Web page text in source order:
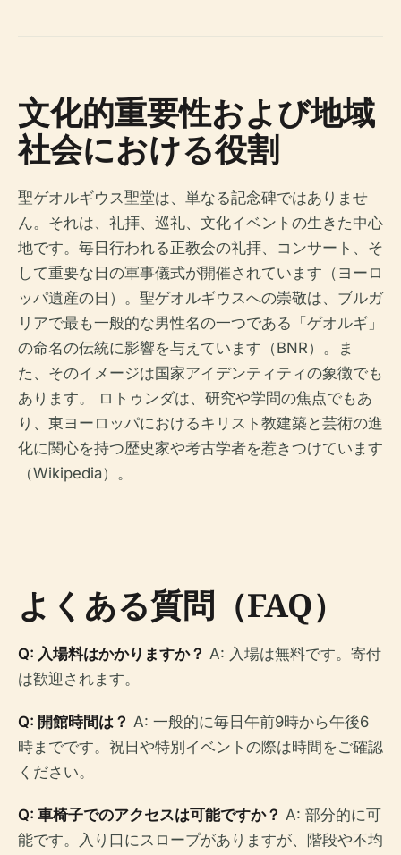
文化的重要性および地域
社会における役割
聖ゲオルギウス聖堂は、単なる記念碑ではありませ
ん。それは、礼拝、巡礼、文化イベントの生きた中心
地です。毎日行われる正教会の礼拝、コンサート、そ
して重要な日の軍事儀式が開催されています（ヨーロ
ッパ遺産の日）。聖ゲオルギウスへの崇敬は、ブルガ
リアで最も一般的な男性名の一つである「ゲオルギ」
の命名の伝統に影響を与えています（BNR）。ま
た、そのイメージは国家アイデンティティの象徴でも
あります。 ロトゥンダは、研究や学問の焦点でもあ
り、東ヨーロッパにおけるキリスト教建築と芸術の進
化に関心を持つ歴史家や考古学者を惹きつけています
（Wikipedia）。
よくある質問（FAQ）
Q: 入場料はかかりますか？ A: 入場は無料です。寄付
は歓迎されます。
Q: 開館時間は？ A: 一般的に毎日午前9時から午後6
時までです。祝日や特別イベントの際は時間をご確認
ください。
Q: 車椅子でのアクセスは可能ですか？ A: 部分的に可
能です。入り口にスロープがありますが、階段や不均